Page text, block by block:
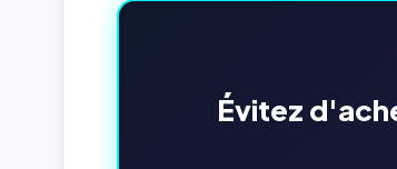
Évitez